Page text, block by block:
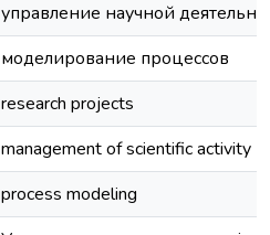
управление научной
моделирование процессов
research projects
management of scientific activity
process modeling